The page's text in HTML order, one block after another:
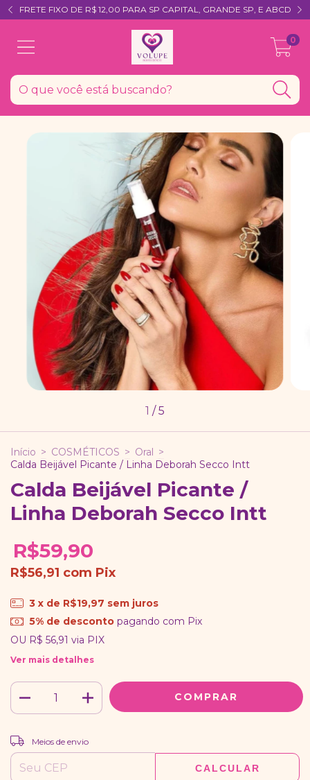
FRETE FIXO DE R$ 12,00 PARA SP CAPITAL, GRANDE SP, E ABCD
0
1 /5
Início > COSMÉTICOS > Oral >
Calda Beijável Picante / Linha Deborah Secco Intt
Calda Beijável Picante /
Linha Deborah Secco Intt
R$59,90
R$56,91 com Pix
3 x de R$19,97 sem juros
5% de descontopagando com Pix
OU R$ 56,91 via PIX
Ver mais detalhes
Entregas para o CEP:
Meios de envio
CALCULAR